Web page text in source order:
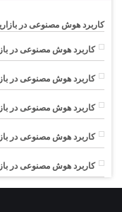
کاربرد هوش مصنوعی در
کاربرد هوش مصنوعی در
کاربرد هوش مصنوعی در
کاربرد هوش مصنوعی در
کاربرد هوش مصنوعی در
کاربرد هوش مصنوعی در